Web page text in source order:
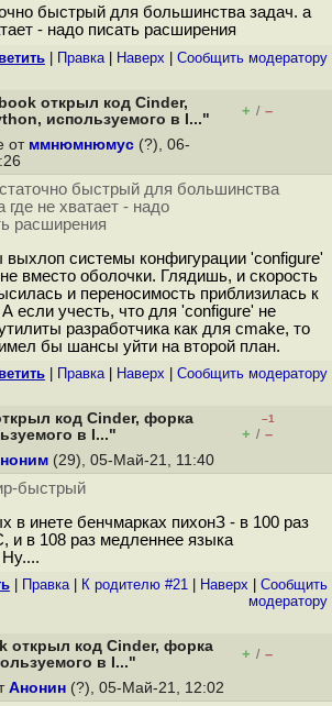
быстрый для большинства задач. а
- надо писать расширения
Правка| Наверх Cообщить модератору
открыл код Cinder,
используемого в I..."
+ / –
от ммнюмнюмус (?), 06-
быстрый для большинства
где не хватает - надо
расширения
системы конфигурации 'configure'
вместо оболочки. Глядишь, и скорость
и переносимость приблизилась к
если учесть, что для 'configure' не
разработчика как для cmake, то
бы шансы уйти на второй план.
Правка| Наверх Cообщить модератору
код Cinder, форка
в I..."
–1
+ / –
(29), 05-Май-21, 11:40
быстрый
в инете бенчмарках пихонЗ - в 100 раз
и в 108 раз медленнее языка
Правка| К родителю #21 Наверх
Cообщить
модератору
открыл код Cinder, форка
в I..."
+ / –
Анонин (?), 05-Май-21, 12:02